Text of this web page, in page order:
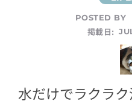
POSTED BY
掲載日:
水だけでラクラ